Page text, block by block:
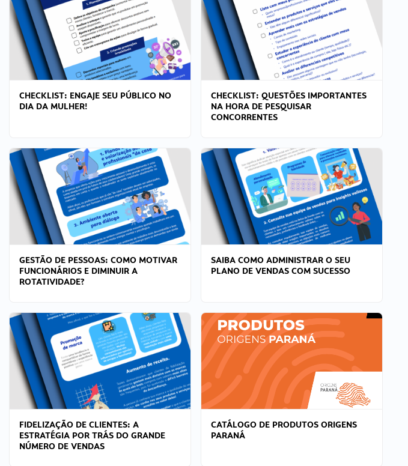
CHECKLIST: ENGAJE SEU PÚBLICO NO
DIA DA MULHER!
CHECKLIST: QUESTÕES IMPORTANTES
NA HORA DE PESQUISAR
CONCORRENTES
GESTÃO DE PESSOAS: COMO MOTIVAR
FUNCIONÁRIOS E DIMINUIR A
ROTATIVIDADE?
SAIBA COMO ADMINISTRAR O SEU
PLANO DE VENDAS COM SUCESSO
FIDELIZAÇÃO DE CLIENTES: A
ESTRATÉGIA POR TRÁS DO GRANDE
NÚMERO DE VENDAS
CATÁLOGO DE PRODUTOS ORIGENS
PARANÁ